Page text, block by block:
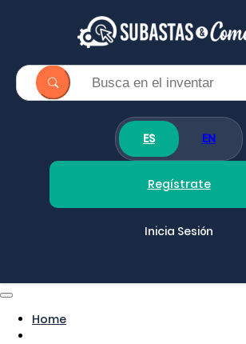
ES EN
Regístrate
Inicia Sesión
Home